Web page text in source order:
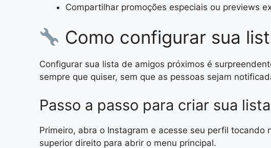
Compartilhar promoções especiais ou previews
Como configurar sua
Configurar sua lista de amigos próximos é
sempre que quiser, sem que as pessoas sejam
Passo a passo para criar sua
Primeiro, abra o Instagram e acesse seu perfil
superior direito para abrir o menu principal.